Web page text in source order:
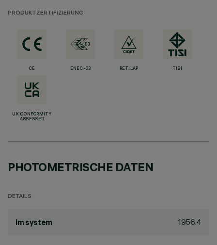
PRODUKTZERTIFIZIERUNG
CE ENEC-03 RETILAP TISI
UK CONFORMITY
ASSESSED
PHOTOMETRISCHE DATEN
DETAILS
lm system 1956.4